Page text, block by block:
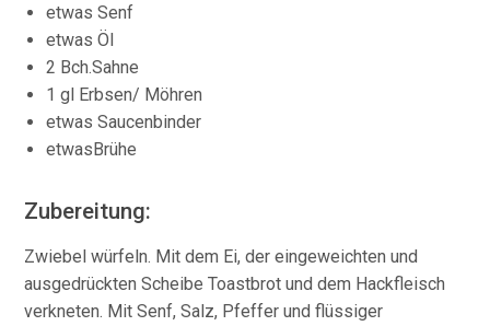
etwas Senf
etwas Öl
2 Bch.Sahne
1 gl Erbsen/ Möhren
etwas Saucenbinder
etwasBrühe
Zubereitung:
Zwiebel würfeln. Mit dem Ei, der eingeweichten und
ausgedrückten Scheibe Toastbrot und dem Hackfleisch
verkneten. Mit Senf, Salz, Pfeffer und flüssiger